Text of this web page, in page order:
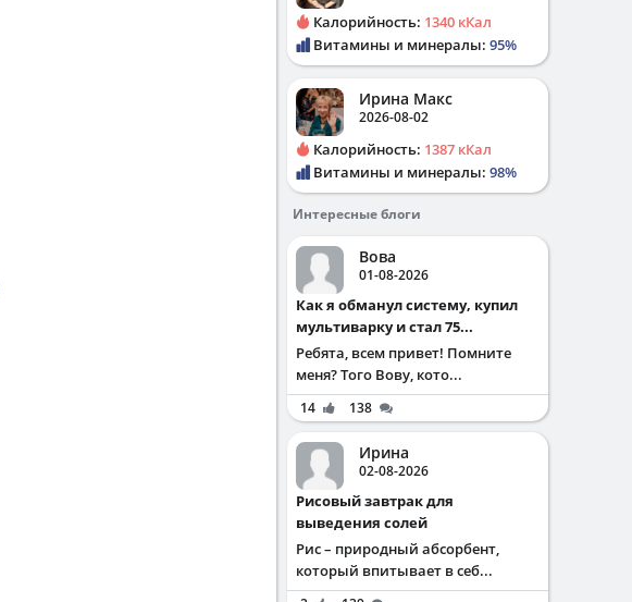
Калорийность: 1340 кКал
Витамины и минералы: 95%
Ирина Макс
2026-08-02
Калорийность: 1387 кКал
Витамины и минералы: 98%
Интересные блоги
Вова
01-08-2026
Как я обманул систему, купил
мультиварку и стал 75...
Ребята, всем привет! Помните
меня? Того Вову, кото...
14 138
Ирина
02-08-2026
Рисовый завтрак для
выведения солей
Рис – природный абсорбент,
который впитывает в себ...